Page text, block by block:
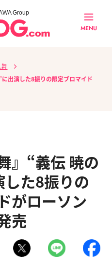
Group
MENU
舞
出演した8振りの限定ブロマイド
』“義伝 暁の
た8振りの
がローソン
売